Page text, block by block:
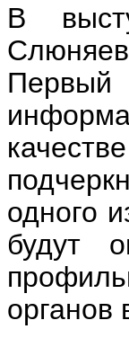
В
Первый
одного
будут
органов